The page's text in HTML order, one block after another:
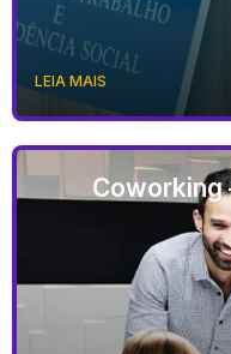
LEIA MAIS
Coworking